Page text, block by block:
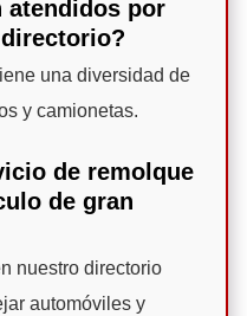
atendidos por
una diversidad de
y camionetas.
de remolque
de gran
nuestro directorio
automóviles y